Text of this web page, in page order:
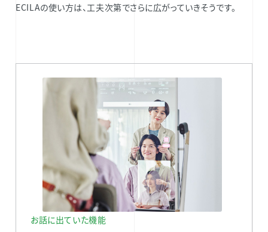
ECILAの使い方は、工夫次第でさらに広がっていきそうです。
お話に出ていた機能